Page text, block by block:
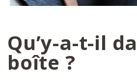
Qu’y-a-t-il
boîte ?